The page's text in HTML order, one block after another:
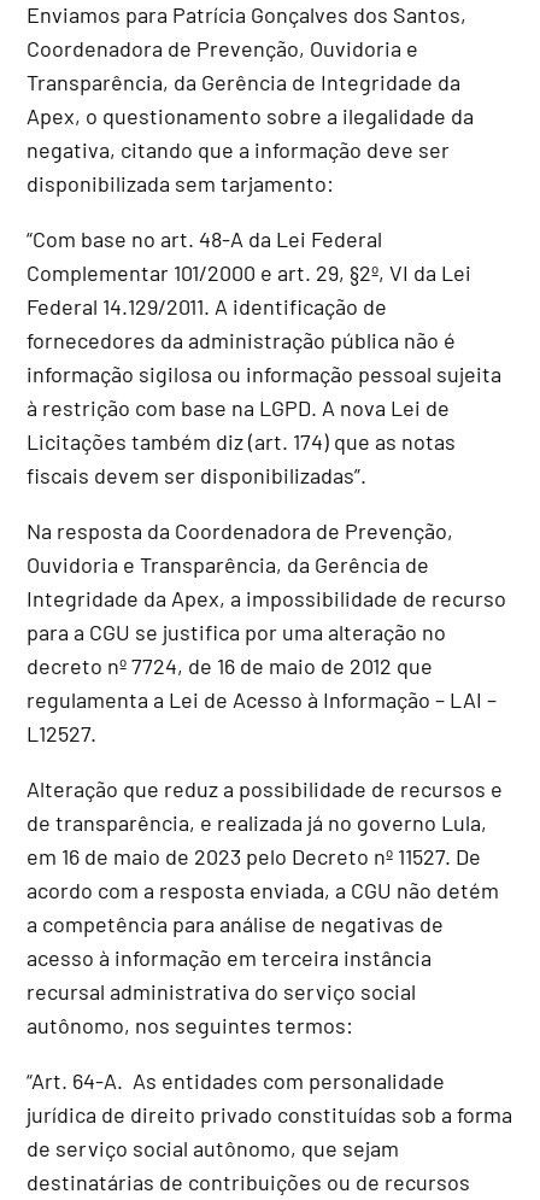
Enviamos para Patrícia Gonçalves dos Santos,
Coordenadora de Prevenção, Ouvidoria e
Transparência, da Gerência de Integridade da
Apex, o questionamento sobre a ilegalidade da
negativa, citando que a informação deve ser
disponibilizada sem tarjamento:
“Com base no art. 48-A da Lei Federal
Complementar 101/2000 e art. 29, §2º, VI da Lei
Federal 14.129/2011. A identificação de
fornecedores da administração pública não é
informação sigilosa ou informação pessoal sujeita
à restrição com base na LGPD. A nova Lei de
Licitações também diz (art. 174) que as notas
fiscais devem ser disponibilizadas”.
Na resposta da Coordenadora de Prevenção,
Ouvidoria e Transparência, da Gerência de
Integridade da Apex, a impossibilidade de recurso
para a CGU se justifica por uma alteração no
decreto nº 7724, de 16 de maio de 2012 que
regulamenta a Lei de Acesso à Informação – LAI –
L12527.
Alteração que reduz a possibilidade de recursos e
de transparência, e realizada já no governo Lula,
em 16 de maio de 2023 pelo Decreto nº 11527. De
acordo com a resposta enviada, a CGU não detém
a competência para análise de negativas de
acesso à informação em terceira instância
recursal administrativa do serviço social
autônomo, nos seguintes termos:
“Art. 64-A. As entidades com personalidade
jurídica de direito privado constituídas sob a forma
de serviço social autônomo, que sejam
destinatárias de contribuições ou de recursos